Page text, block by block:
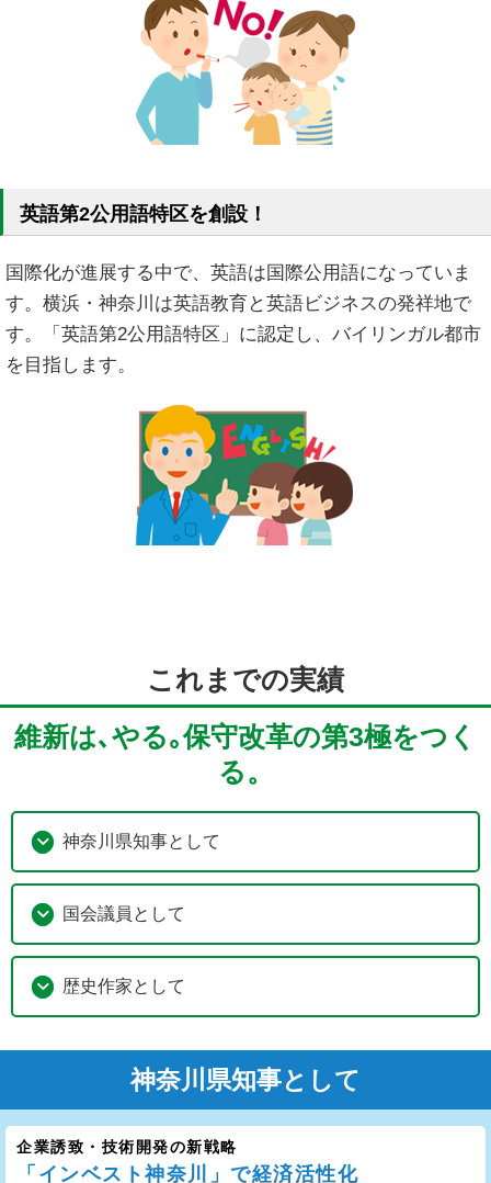
英語第2公用語特区を創設！
国際化が進展する中で、英語は国際公用語になっていま
す。横浜・神奈川は英語教育と英語ビジネスの発祥地で
す。「英語第2公用語特区」に認定し、バイリンガル都市
を目指します。
これまでの実績
維新は､やる｡保守改革の第3極をつく
る。
神奈川県知事として
国会議員として
歴史作家として
神奈川県知事として
企業誘致・技術開発の新戦略
「インベスト神奈川」で経済活性化